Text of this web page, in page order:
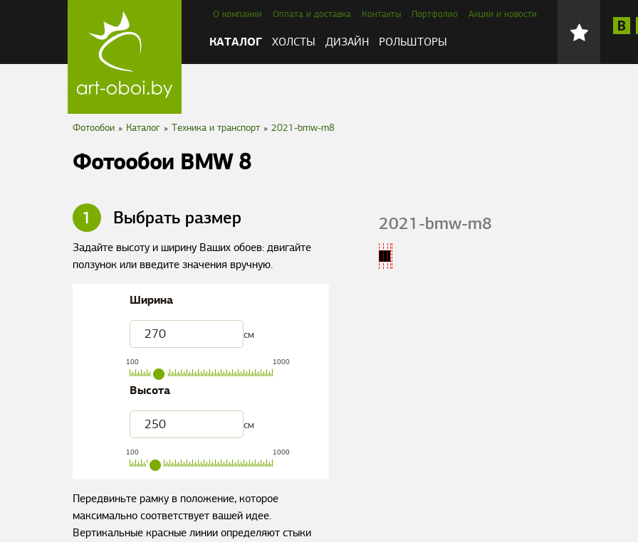
О компании Оплата и доставка Контакты Портфолио Акции и новости
КАТАЛОГ ХОЛСТЫ ДИЗАЙН РОЛЬШТОРЫ
Фотообои » Каталог » Техника и транспорт » 2021-bmw-m8
Фотообои BMW 8
1 Выбрать размер
Задайте высоту и ширину Ваших обоев: двигайте
ползунок или введите значения вручную.
Ширина
см
100 1000
Высота
см
100 1000
Передвиньте рамку в положение, которое
максимально соответствует вашей идее.
Вертикальные красные линии определяют стыки
2021-bmw-m8